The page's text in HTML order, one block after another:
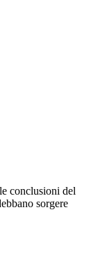
conclusioni del
sorgere